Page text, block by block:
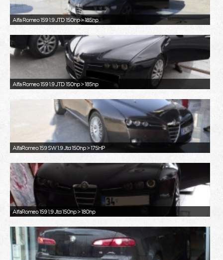
Alfa Romeo 159 1.9 JTD 150hp > 185hp
Alfa Romeo 159 1.9 JTD 150hp > 185hp
AlfaRomeo 159 SW 1.9 Jtd 150hp > 175HP
AlfaRomeo 159 1.9 Jtd 150hp > 180hp